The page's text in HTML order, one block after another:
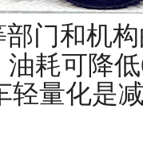
门和机
耗可降
轻量化是